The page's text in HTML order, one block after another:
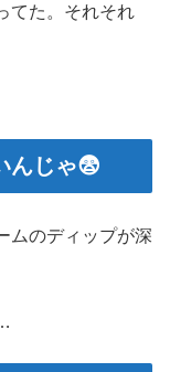
てた。それそれ
んじゃ😨
ムのディップが深